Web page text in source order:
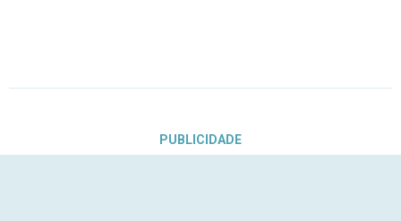
PUBLICIDADE